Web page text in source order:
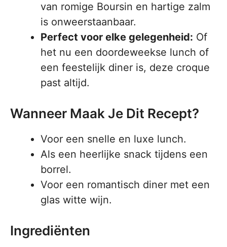
van romige Boursin en hartige zalm
is onweerstaanbaar.
Perfect voor elke gelegenheid: Of
het nu een doordeweekse lunch of
een feestelijk diner is, deze croque
past altijd.
Wanneer Maak Je Dit Recept?
Voor een snelle en luxe lunch.
Als een heerlijke snack tijdens een
borrel.
Voor een romantisch diner met een
glas witte wijn.
Ingrediënten